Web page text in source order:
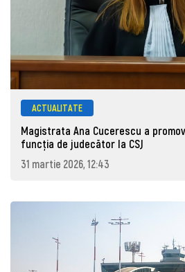
ACTUALITATE
Magistrata Ana Cucerescu a
funcția de judecător la CSJ
31 martie 2026, 12:43